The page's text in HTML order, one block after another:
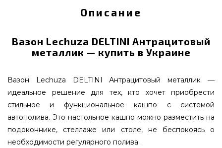
Описание
Вазон Lechuza DELTINI Антрацитовый
металлик — купить в Украине
Вазон Lechuza DELTINI Антрацитовый металлик —
идеальное решение для тех, кто хочет приобрести
стильное и функциональное кашпо с системой
автополива. Это настольное кашпо можно разместить на
подоконнике, стеллаже или столе, не беспокоясь о
необходимости регулярного полива.